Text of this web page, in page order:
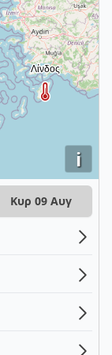
i
Κυρ 09 Αυγ